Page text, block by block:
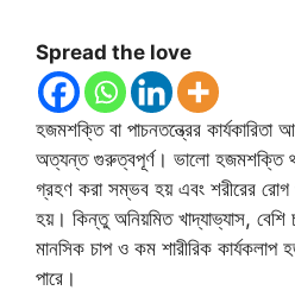
Spread the love
হজমশক্তি বা পাচনতন্ত্রের কার্যকারিতা
অত্যন্ত গুরুত্বপূর্ণ। ভালো হজমশক্তি
গ্রহণ করা সম্ভব হয় এবং শরীরের রোগ
হয়। কিন্তু অনিয়মিত খাদ্যাভ্যাস, বেশি
মানসিক চাপ ও কম শারীরিক
পারে।